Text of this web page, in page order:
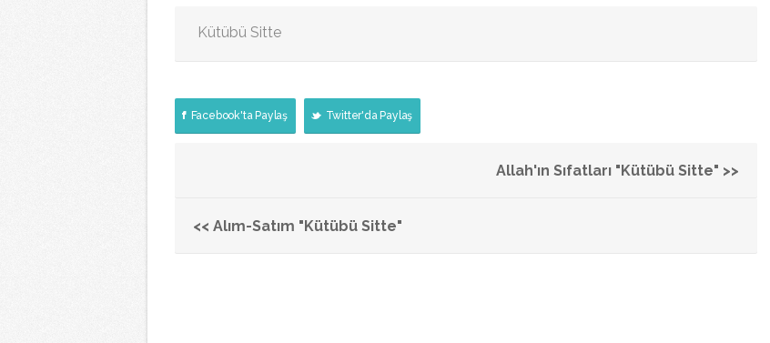
Kütübü Sitte
Facebook'ta Paylaş Twitter'da Paylaş
Allah'ın Sıfatları "Kütübü Sitte" >>
<< Alım-Satım "Kütübü Sitte"